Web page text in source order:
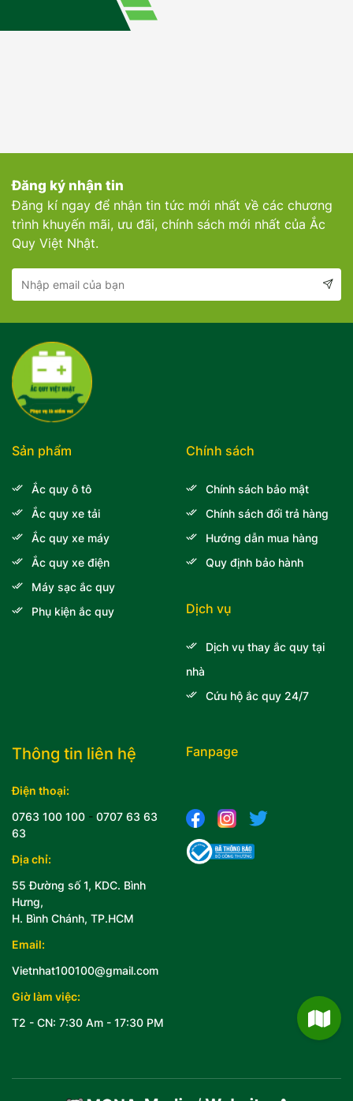
Đăng ký nhận tin
Đăng kí ngay để nhận tin tức mới nhất về các chương
trình khuyến mãi, ưu đãi, chính sách mới nhất của Ắc
Quy Việt Nhật.
Thông tin liên hệ
Điện thoại:
0763 100 100 - 0707 63 63
63
Địa chỉ:
55 Đường số 1, KDC. Bình
Hưng,
H. Bình Chánh, TP.HCM
Email:
Vietnhat100100@gmail.com
Giờ làm việc:
T2 - CN: 7:30 Am - 17:30 PM
Sản phẩm
Ắc quy ô tô
Ắc quy xe tải
Ắc quy xe máy
Ắc quy xe điện
Máy sạc ắc quy
Phụ kiện ắc quy
Chính sách
Chính sách bảo mật
Chính sách đổi trả hàng
Hướng dẫn mua hàng
Quy định bảo hành
Dịch vụ
Dịch vụ thay ắc quy tại
nhà
Cứu hộ ắc quy 24/7
Fanpage